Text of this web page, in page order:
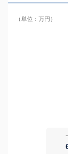
（単位：万円）